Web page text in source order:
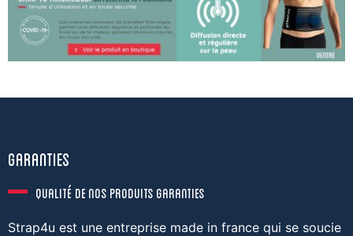
Garanties
Qualité de nos produits garanties
Strap4u est une entreprise made in france qui se soucie